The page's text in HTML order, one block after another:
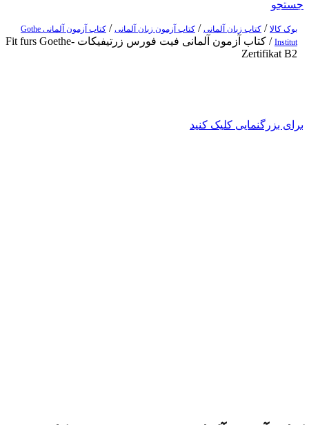
جستجو
بوک کالا / کتاب زبان آلمانی / کتاب آزمون زبان آلمانی /
کتاب آزمون آلمانی Gothe
Institut
/
کتاب آزمون آلمانی فیت فورس زرتیفیکات Fit furs Goethe-
Zertifikat B2
برای بزرگنمایی کلیک کنید